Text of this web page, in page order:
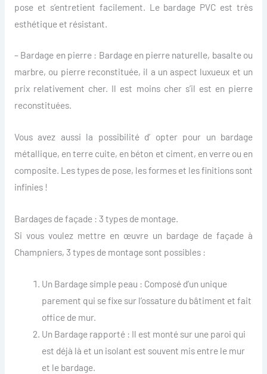
pose et s’entretient facilement. Le bardage PVC est très
esthétique et résistant.
– Bardage en pierre : Bardage en pierre naturelle, basalte ou
marbre, ou pierre reconstituée, il a un aspect luxueux et un
prix relativement cher. Il est moins cher s’il est en pierre
reconstituées.
Vous avez aussi la possibilité d’ opter pour un bardage
métallique, en terre cuite, en béton et ciment, en verre ou en
composite. Les types de pose, les formes et les finitions sont
infinies !
Bardages de façade : 3 types de montage.
Si vous voulez mettre en œuvre un bardage de façade à
Champniers, 3 types de montage sont possibles :
Un Bardage simple peau : Composé d’un unique
parement qui se fixe sur l’ossature du bâtiment et fait
office de mur.
Un Bardage rapporté : Il est monté sur une paroi qui
est déjà là et un isolant est souvent mis entre le mur
et le bardage.